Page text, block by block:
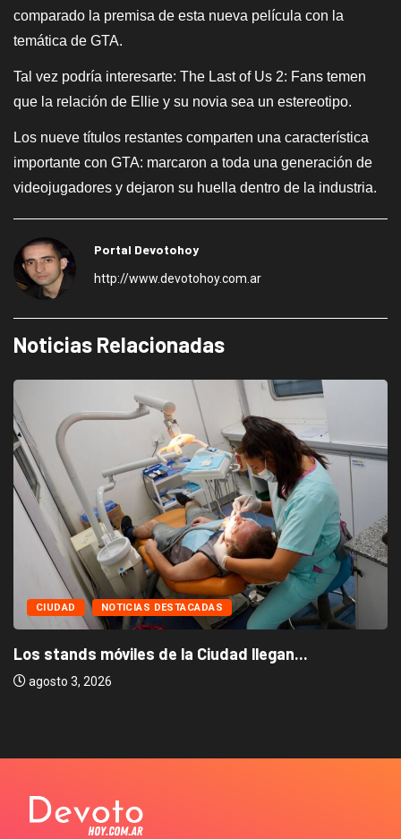
comparado la premisa de esta nueva película con la
temática de GTA.
Tal vez podría interesarte: The Last of Us 2: Fans temen
que la relación de Ellie y su novia sea un estereotipo.
Los nueve títulos restantes comparten una característica
importante con GTA: marcaron a toda una generación de
videojugadores y dejaron su huella dentro de la industria.
Portal Devotohoy
http://www.devotohoy.com.ar
Noticias Relacionadas
CIUDAD NOTICIAS DESTACADAS
Los stands móviles de la Ciudad llegan...
agosto 3, 2026